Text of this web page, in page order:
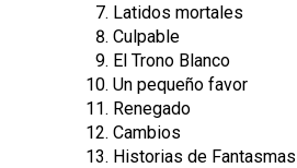
Latidos mortales
Culpable
El Trono Blanco
Un pequeño favor
Renegado
Cambios
Historias de Fantasmas